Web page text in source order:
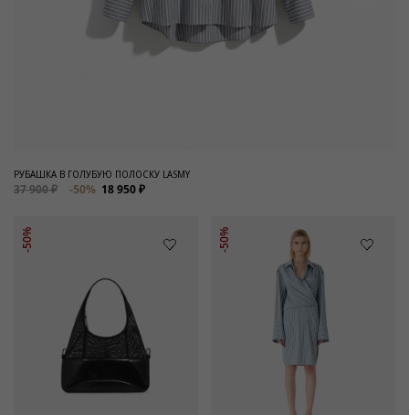
РУБАШКА В ГОЛУБУЮ ПОЛОСКУ LASMY
37 900 ₽ -50% 18 950 ₽
-50% -50%